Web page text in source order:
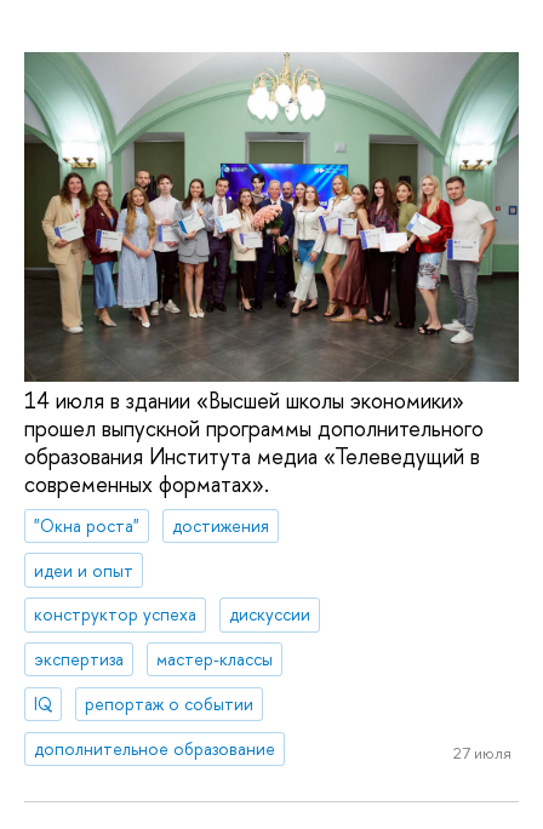
14 июля в здании «Высшей школы экономики»
прошел выпускной программы дополнительного
образования Института медиа «Телеведущий в
современных форматах».
"Окна роста"
достижения
идеи и опыт
конструктор успеха
дискуссии
экспертиза
мастер-классы
IQ
репортаж о событии
дополнительное образование
27 июля